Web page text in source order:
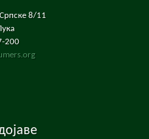
Српске 8/11
200